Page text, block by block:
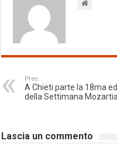
Prec.
A Chieti parte la 18ma
della Settimana
Lascia un commento